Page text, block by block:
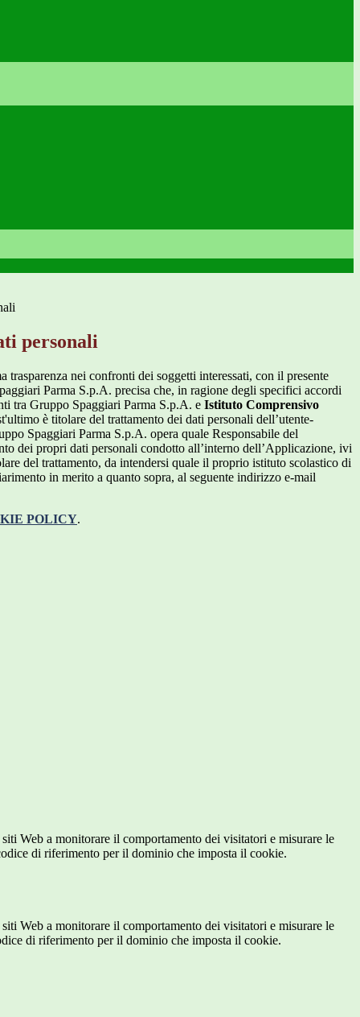
personali
trasparenza nei confronti dei soggetti interessati, con il presente
Parma S.p.A. precisa che, in ragione degli specifici accordi
tra Gruppo Spaggiari Parma S.p.A. e Istituto Comprensivo
è titolare del trattamento dei dati personali dell’utente-
Spaggiari Parma S.p.A. opera quale Responsabile del
dei propri dati personali condotto all’interno dell’Applicazione, ivi
del trattamento, da intendersi quale il proprio istituto scolastico di
in merito a quanto sopra, al seguente indirizzo e-mail
POLICY.
Web a monitorare il comportamento dei visitatori e misurare le
di riferimento per il dominio che imposta il cookie.
Web a monitorare il comportamento dei visitatori e misurare le
di riferimento per il dominio che imposta il cookie.